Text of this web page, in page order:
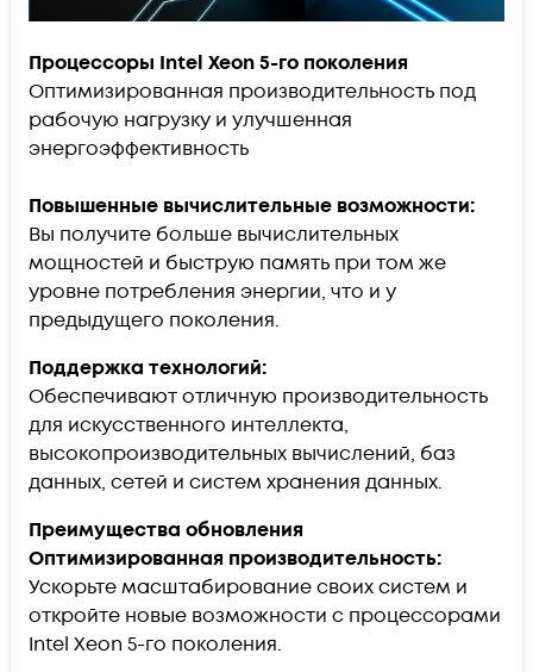
Процессоры Intel Xeon 5-го поколения
Оптимизированная производительность под
рабочую нагрузку и улучшенная
энергоэффективность
Повышенные вычислительные возможности:
Вы получите больше вычислительных
мощностей и быструю память при том же
уровне потребления энергии, что и у
предыдущего поколения.
Поддержка технологий:
Обеспечивают отличную производительность
для искусственного интеллекта,
высокопроизводительных вычислений, баз
данных, сетей и систем хранения данных.
Преимущества обновления
Оптимизированная производительность:
Ускорьте масштабирование своих систем и
откройте новые возможности с процессорами
Intel Xeon 5-го поколения.